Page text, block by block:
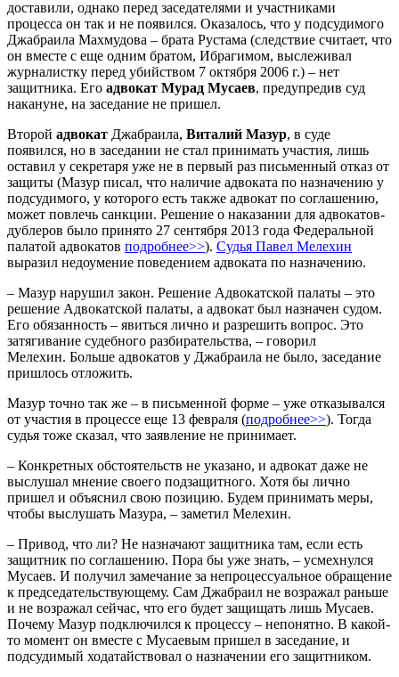
доставили, однако перед заседателями и участниками
процесса он так и не появился. Оказалось, что у подсудимого
Джабраила Махмудова – брата Рустама (следствие считает, что
он вместе с еще одним братом, Ибрагимом, выслеживал
журналистку перед убийством 7 октября 2006 г.) – нет
защитника. Его адвокат Мурад Мусаев, предупредив суд
накануне, на заседание не пришел.
Второй адвокат Джабраила, Виталий Мазур, в суде
появился, но в заседании не стал принимать участия, лишь
оставил у секретаря уже не в первый раз письменный отказ от
защиты (Мазур писал, что наличие адвоката по назначению у
подсудимого, у которого есть также адвокат по соглашению,
может повлечь санкции. Решение о наказании для адвокатов-
дублеров было принято 27 сентября 2013 года Федеральной
палатой адвокатов подробнее>>). Судья Павел Мелехин
выразил недоумение поведением адвоката по назначению.
– Мазур нарушил закон. Решение Адвокатской палаты – это
решение Адвокатской палаты, а адвокат был назначен судом.
Его обязанность – явиться лично и разрешить вопрос. Это
затягивание судебного разбирательства, – говорил
Мелехин. Больше адвокатов у Джабраила не было, заседание
пришлось отложить.
Мазур точно так же – в письменной форме – уже отказывался
от участия в процессе еще 13 февраля (подробнее>>). Тогда
судья тоже сказал, что заявление не принимает.
– Конкретных обстоятельств не указано, и адвокат даже не
выслушал мнение своего подзащитного. Хотя бы лично
пришел и объяснил свою позицию. Будем принимать меры,
чтобы выслушать Мазура, – заметил Мелехин.
– Привод, что ли? Не назначают защитника там, если есть
защитник по соглашению. Пора бы уже знать, – усмехнулся
Мусаев. И получил замечание за непроцессуальное обращение
к председательствующему. Сам Джабраил не возражал раньше
и не возражал сейчас, что его будет защищать лишь Мусаев.
Почему Мазур подключился к процессу – непонятно. В какой-
то момент он вместе с Мусаевым пришел в заседание, и
подсудимый ходатайствовал о назначении его защитником.